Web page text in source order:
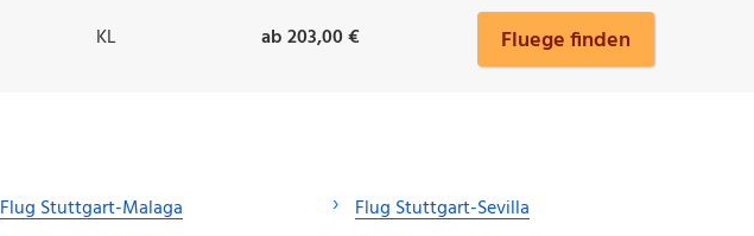
KL ab 203,00 € Fluege finden
Flug Stuttgart-Malaga
Flug Stuttgart-Sevilla